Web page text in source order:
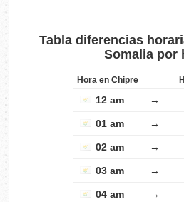
Tabla diferencias
Somalia por
Hora en Chipre
12 am →
01 am →
02 am →
03 am →
04 am →